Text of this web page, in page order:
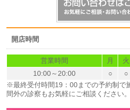
開店時間
営業時間 月 火
10:00～20:00
○ ○
※最終受付時間19：00までの予約制で
間外の診察もお気軽にご相談ください。